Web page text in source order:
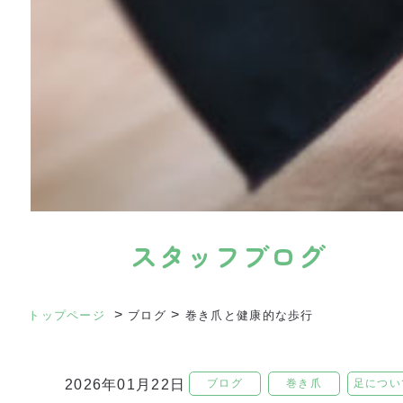
スタッフブログ
トップページ > ブログ > 巻き爪と健康的な歩行
2026年01月22日 ブログ 巻き爪 足につ